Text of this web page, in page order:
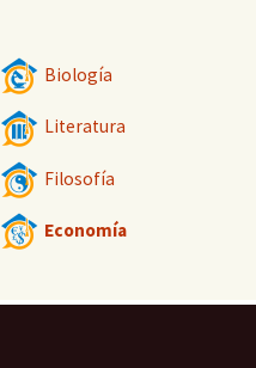
Biología
Literatura
Filosofía
Economía